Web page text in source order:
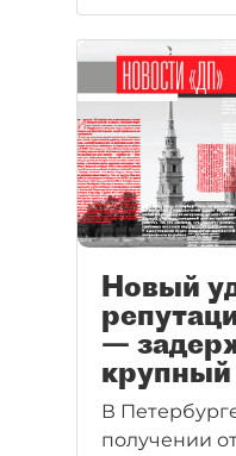
Бизнесмену,
заказчика
цепочку
Новый
—
крупный
В
получении